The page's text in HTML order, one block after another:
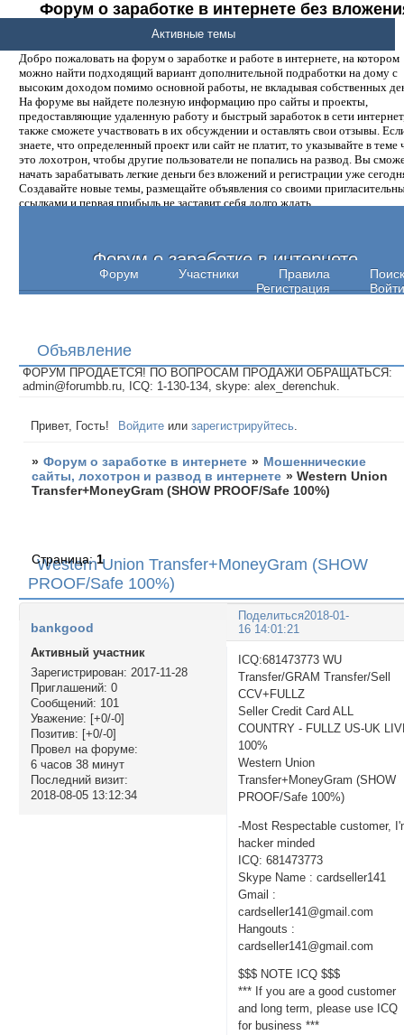
Форум о заработке в интернете без
денег.
Добро пожаловать на форум о заработке и работе в интернете, на котором
можно найти подходящий вариант дополнительной подработки на дому с
высоким доходом помимо основной работы, не вкладывая собственных
На форуме вы найдете полезную информацию про сайты и проекты,
предоставляющие удаленную работу и быстрый заработок в сети
также сможете участвовать в их обсуждении и оставлять свои отзывы.
знаете, что определенный проект или сайт не платит, то указывайте в теме
это лохотрон, чтобы другие пользователи не попались на развод. Вы
начать зарабатывать легкие деньги без вложений и регистрации уже
Создавайте новые темы, размещайте объявления со своими
ссылками и первая прибыль не заставит себя долго ждать.
Форум о заработке в интернете
Форум Участники Правила
Поиск
Регистрация
Войти
Активные темы
Объявление
ФОРУМ ПРОДАЕТСЯ! ПО ВОПРОСАМ ПРОДАЖИ ОБРАЩАТЬСЯ:
admin@forumbb.ru, ICQ: 1-130-134, skype: alex_derenchuk.
Привет, Гость! Войдите илизарегистрируйтесь
» Форум о заработке в интернете » Мошеннические
сайты, лохотрон и развод в интернете »Western Union
Transfer+MoneyGram (SHOW PROOF/Safe 100%)
Western Union Transfer+MoneyGram (SHOW
PROOF/Safe 100%)
Страница:1
Поделиться2018-01-
16 14:01:21
bankgood
Активный участник
Зарегистрирован: 2017-11-28
Приглашений: 0
Сообщений: 101
Уважение: [+0/-0]
Позитив: [+0/-0]
Провел на форуме:
6 часов 38 минут
Последний визит:
2018-08-05 13:12:34
ICQ:681473773 WU
Transfer/GRAM Transfer/Sell
CCV+FULLZ
Seller Credit Card ALL
COUNTRY - FULLZ US-UK
100%
Western Union
Transfer+MoneyGram (SHOW
PROOF/Safe 100%)
-Most Respectable customer,
hacker minded
ICQ: 681473773
Skype Name : cardseller141
Gmail :
cardseller141@gmail.com
Hangouts :
cardseller141@gmail.com
$$$ NOTE ICQ $$$
*** If you are a good customer
and long term, please use ICQ
for business ***